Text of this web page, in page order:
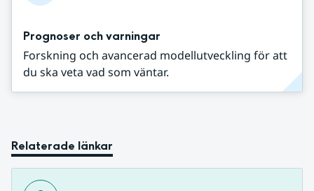
Prognoser och varningar
Forskning och avancerad modellutveckling för att
du ska veta vad som väntar.
Relaterade länkar